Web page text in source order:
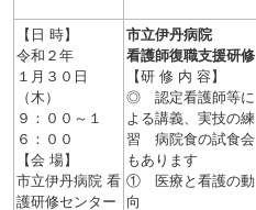
【日 時】
令和２年
１月３０日
（木）
９：００～１
６：００
【会 場】
市立伊丹病院 看
護研修センター
市立伊丹病院
看護師復職支援研修
【研 修 内 容】
◎ 認定看護師等に
よる講義、実技の練
習 病院食の試食会
もあります
① 医療と看護の動
向